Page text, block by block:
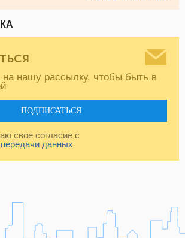
нашу рассылку, чтобы быть в
ПОДПИСАТЬСЯ
свое согласие с
данных